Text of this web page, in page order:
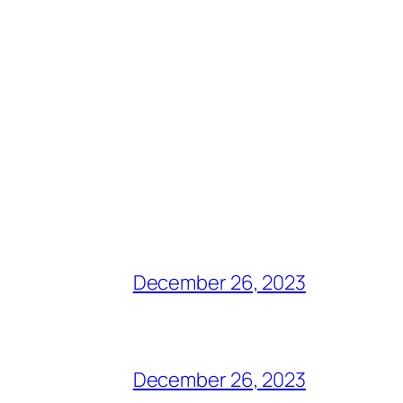
December 26, 2023
December 26, 2023